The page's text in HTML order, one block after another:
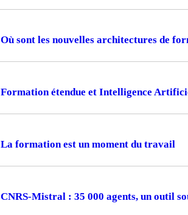
Où sont les nouvelles architectures de
Formation étendue et Intelligence
La formation est un moment du travail
CNRS-Mistral : 35 000 agents, un outil